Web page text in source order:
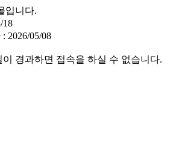
입니다.
18
2026/05/08
경과하면 접속을 하실 수 없습니다.